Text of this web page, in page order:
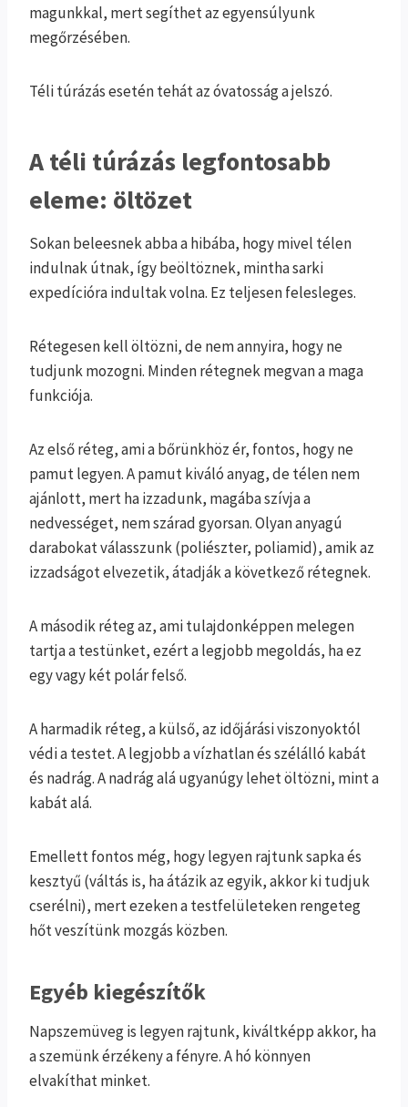
magunkkal, mert segíthet az egyensúlyunk
megőrzésében.
Téli túrázás esetén tehát az óvatosság a jelszó.
A téli túrázás legfontosabb
eleme: öltözet
Sokan beleesnek abba a hibába, hogy mivel télen
indulnak útnak, így beöltöznek, mintha sarki
expedícióra indultak volna. Ez teljesen felesleges.
Rétegesen kell öltözni, de nem annyira, hogy ne
tudjunk mozogni. Minden rétegnek megvan a maga
funkciója.
Az első réteg, ami a bőrünkhöz ér, fontos, hogy ne
pamut legyen. A pamut kiváló anyag, de télen nem
ajánlott, mert ha izzadunk, magába szívja a
nedvességet, nem szárad gyorsan. Olyan anyagú
darabokat válasszunk (poliészter, poliamid), amik az
izzadságot elvezetik, átadják a következő rétegnek.
A második réteg az, ami tulajdonképpen melegen
tartja a testünket, ezért a legjobb megoldás, ha ez
egy vagy két polár felső.
A harmadik réteg, a külső, az időjárási viszonyoktól
védi a testet. A legjobb a vízhatlan és szélálló kabát
és nadrág. A nadrág alá ugyanúgy lehet öltözni, mint a
kabát alá.
Emellett fontos még, hogy legyen rajtunk sapka és
kesztyű (váltás is, ha átázik az egyik, akkor ki tudjuk
cserélni), mert ezeken a testfelületeken rengeteg
hőt veszítünk mozgás közben.
Egyéb kiegészítők
Napszemüveg is legyen rajtunk, kiváltképp akkor, ha
a szemünk érzékeny a fényre. A hó könnyen
elvakíthat minket.